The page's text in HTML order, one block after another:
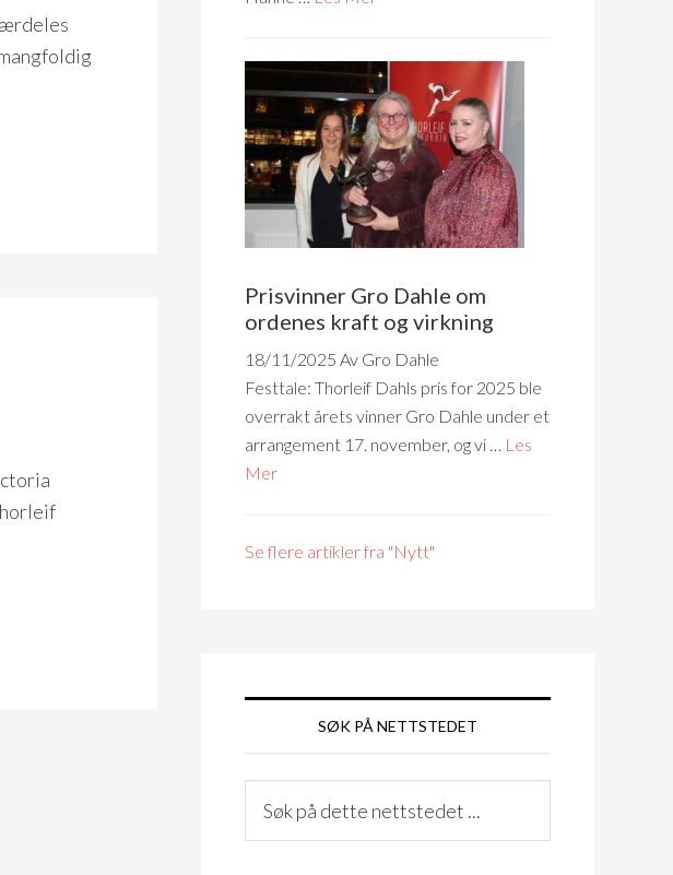
Prisvinner Gro Dahle om
ordenes kraft og virkning
18/11/2025 Av Gro Dahle
Festtale: Thorleif Dahls pris for 2025 ble
overrakt årets vinner Gro Dahle under et
arrangement 17. november, og vi …
Les
Mer
Se flere artikler fra "Nytt"
SØK PÅ NETTSTEDET